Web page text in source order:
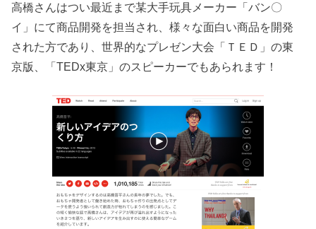
高橋さんはつい最近まで某大手玩具メーカー「バン〇
イ」にて商品開発を担当され、様々な面白い商品を開発
された方であり、世界的なプレゼン大会「ＴＥＤ」の東
京版、「TEDx東京」のスピーカーでもあられます！